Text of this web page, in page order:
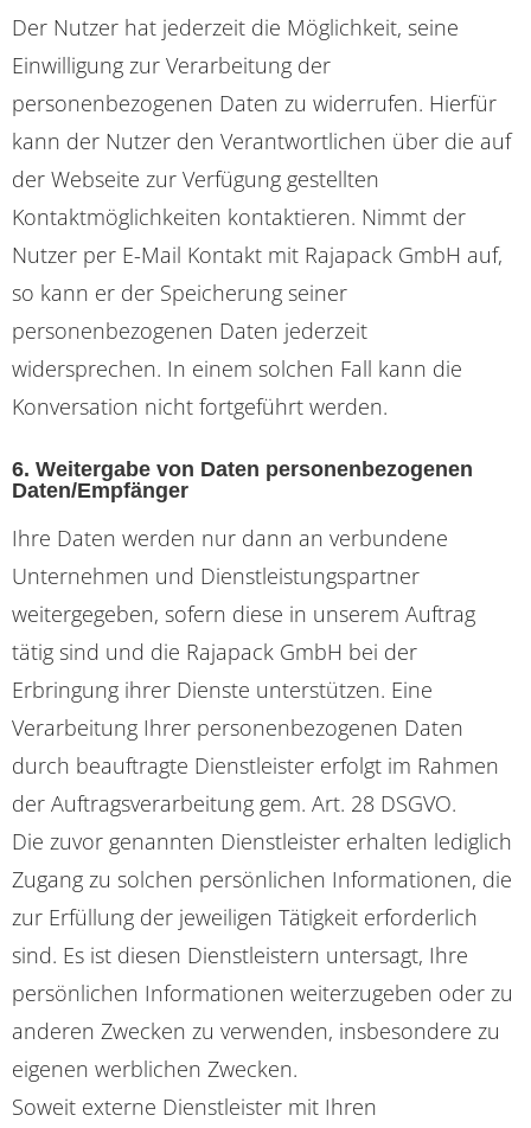
Der Nutzer hat jederzeit die Möglichkeit, seine
Einwilligung zur Verarbeitung der
personenbezogenen Daten zu widerrufen. Hierfür
kann der Nutzer den Verantwortlichen über die auf
der Webseite zur Verfügung gestellten
Kontaktmöglichkeiten kontaktieren. Nimmt der
Nutzer per E-Mail Kontakt mit Rajapack GmbH auf,
so kann er der Speicherung seiner
personenbezogenen Daten jederzeit
widersprechen. In einem solchen Fall kann die
Konversation nicht fortgeführt werden.
6. Weitergabe von Daten personenbezogenen
Daten/Empfänger
Ihre Daten werden nur dann an verbundene
Unternehmen und Dienstleistungspartner
weitergegeben, sofern diese in unserem Auftrag
tätig sind und die Rajapack GmbH bei der
Erbringung ihrer Dienste unterstützen. Eine
Verarbeitung Ihrer personenbezogenen Daten
durch beauftragte Dienstleister erfolgt im Rahmen
der Auftragsverarbeitung gem. Art. 28 DSGVO.
Die zuvor genannten Dienstleister erhalten lediglich
Zugang zu solchen persönlichen Informationen, die
zur Erfüllung der jeweiligen Tätigkeit erforderlich
sind. Es ist diesen Dienstleistern untersagt, Ihre
persönlichen Informationen weiterzugeben oder zu
anderen Zwecken zu verwenden, insbesondere zu
eigenen werblichen Zwecken.
Soweit externe Dienstleister mit Ihren